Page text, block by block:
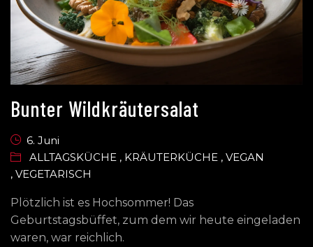
Bunter Wildkräutersalat
6. Juni
ALLTAGSKÜCHE , KRÄUTERKÜCHE , VEGAN
, VEGETARISCH
Plötzlich ist es Hochsommer! Das
Geburtstagsbüffet, zum dem wir heute eingeladen
waren, war reichlich.